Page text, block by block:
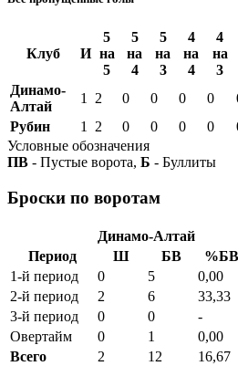
Клуб И
5
на
5
5
на
4
5
на
3
4
на
4
4
на
3
Динамо-
Алтай
1 2 0 0 0 0
Рубин
1 2 0 0 0 0
Условные обозначения
ПВ - Пустые ворота, Б - Буллиты
Броски по воротам
Динамо-Алтай
Период
Ш БВ %БВ
1-й период
0 5 0,00
2-й период
2 6 33,33
3-й период
0 0 -
Овертайм
0 1 0,00
Всего
2 12 16,67